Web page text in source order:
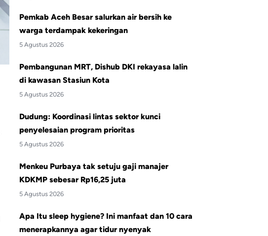
Pemkab Aceh Besar salurkan air bersih ke
warga terdampak kekeringan
5 Agustus 2026
Pembangunan MRT, Dishub DKI rekayasa lalin
di kawasan Stasiun Kota
5 Agustus 2026
Dudung: Koordinasi lintas sektor kunci
penyelesaian program prioritas
5 Agustus 2026
Menkeu Purbaya tak setuju gaji manajer
KDKMP sebesar Rp16,25 juta
5 Agustus 2026
Apa Itu sleep hygiene? Ini manfaat dan 10 cara
menerapkannya agar tidur nyenyak